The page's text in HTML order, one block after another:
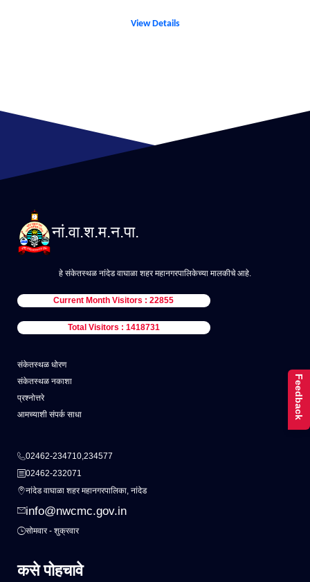
View Details
नां.वा.श.म.न.पा.
हे संकेतस्थळ नांदेड वाघाळा शहर महानगरपालिकेच्या मालकीचे आहे.
Current Month Visitors : 22855
Total Visitors : 1418731
संकेतस्थळ धोरण
संकेतस्थळ नकाशा
प्रश्नोत्तरे
आमच्याशी संपर्क साधा
02462-234710,234577
02462-232071
नांदेड वाघाळा शहर महानगरपालिका, नांदेड
info@nwcmc.gov.in
सोमवार - शुक्रवार
कसे पोहचावे
Feedback